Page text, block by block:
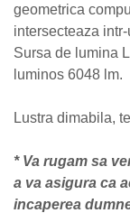
geometrica
intersecteaza
Sursa de lumina
luminos 6048 lm.
Lustra dimabila,
* Va rugam sa
a va asigura ca
incaperea